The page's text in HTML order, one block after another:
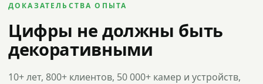
ДОКАЗАТЕЛЬСТВА ОПЫТА
Цифры не должны быть
декоративными
10+ лет, 800+ клиентов, 50 000+ камер и устройств,